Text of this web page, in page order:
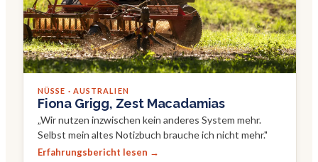
NÜSSE · AUSTRALIEN
Fiona Grigg, Zest Macadamias
„Wir nutzen inzwischen kein anderes System mehr.
Selbst mein altes Notizbuch brauche ich nicht mehr."
Erfahrungsbericht lesen →